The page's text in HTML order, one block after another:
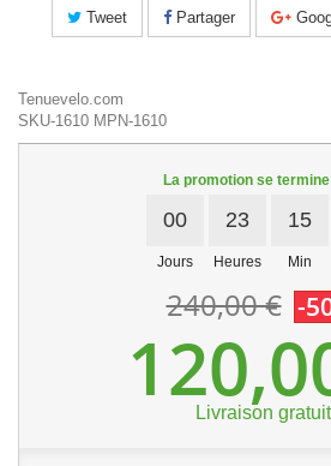
Tweet Partager
Tenuevelo.com
SKU-1610 MPN-1610
La promotion se
00
Jours
23
Heures
15
Min
240,00 € -
Livraison